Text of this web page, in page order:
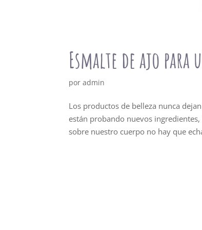
Esmalte de ajo para
poradmin
Los productos de belleza nunca
están probando nuevos
sobre nuestro cuerpo no hay que